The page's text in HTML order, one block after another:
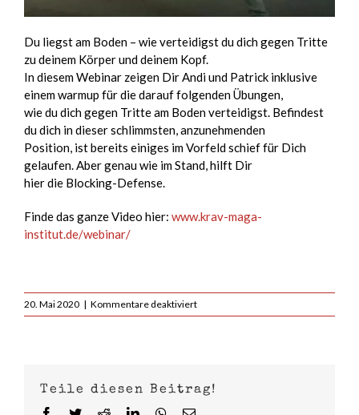
Du liegst am Boden – wie verteidigst du dich gegen Tritte
zu deinem Körper und deinem Kopf.
In diesem Webinar zeigen Dir Andi und Patrick inklusive
einem warmup für die darauf folgenden Übungen,
wie du dich gegen Tritte am Boden verteidigst. Befindest
du dich in dieser schlimmsten, anzunehmenden
Position, ist bereits einiges im Vorfeld schief für Dich
gelaufen. Aber genau wie im Stand, hilft Dir
hier die Blocking-Defense.
Finde das ganze Video hier: www.krav-maga-
institut.de/webinar/
20. Mai 2020 | Kommentare deaktiviertfür
Mittwoch
–
Teile diesen Beitrag!